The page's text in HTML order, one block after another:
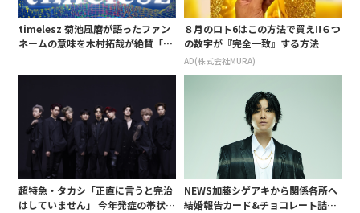
timelesz 菊池風磨が語ったファン
ネームの意味を木村拓哉が絶賛「考
８月のロト6はこの方法で買え!!６つ
の数字が『完全一致』する方法
AD(株式会社MURA)
超特急・タカシ「正直に言うと完治
はしていません」 今年発症の帯状疱
NEWS加藤シゲアキから関係各所へ
結婚報告カード&チョコレート詰め